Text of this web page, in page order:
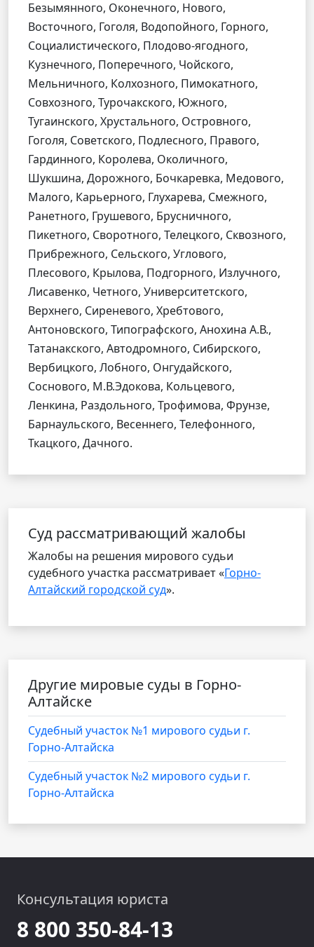
Безымянного, Оконечного, Нового,
Восточного, Гоголя, Водопойного, Горного,
Социалистического, Плодово-ягодного,
Кузнечного, Поперечного, Чойского,
Мельничного, Колхозного, Пимокатного,
Совхозного, Турочакского, Южного,
Тугаинского, Хрустального, Островного,
Гоголя, Советского, Подлесного, Правого,
Гардинного, Королева, Околичного,
Шукшина, Дорожного, Бочкаревка, Медового,
Малого, Карьерного, Глухарева, Смежного,
Ранетного, Грушевого, Брусничного,
Пикетного, Своротного, Телецкого, Сквозного,
Прибрежного, Сельского, Углового,
Плесового, Крылова, Подгорного, Излучного,
Лисавенко, Четного, Университетского,
Верхнего, Сиреневого, Хребтового,
Антоновского, Типографского, Анохина А.В.,
Татанакского, Автодромного, Сибирского,
Вербицкого, Лобного, Онгудайского,
Соснового, М.В.Эдокова, Кольцевого,
Ленкина, Раздольного, Трофимова, Фрунзе,
Барнаульского, Весеннего, Телефонного,
Ткацкого, Дачного.
Cуд рассматривающий жалобы
Жалобы на решения мирового судьи
судебного участка рассматривает «Горно-
Алтайский городской суд».
Другие мировые суды в Горно-
Алтайске
Судебный участок №1 мирового судьи г.
Горно-Алтайска
Судебный участок №2 мирового судьи г.
Горно-Алтайска
Консультация юриста
8 800 350-84-13